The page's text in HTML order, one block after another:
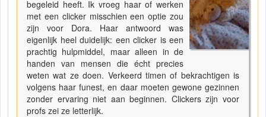
begeleid heeft. Ik vroeg haar of werken
met een clicker misschien een optie zou
zijn voor Dora. Haar antwoord was
eigenlijk heel duidelijk: een clicker is een
prachtig hulpmiddel, maar alleen in de
handen van mensen die écht precies
weten wat ze doen. Verkeerd timen of bekrachtigen is
volgens haar funest, en daar moeten gewone gezinnen
zonder ervaring niet aan beginnen. Clickers zijn voor
profs zei ze letterlijk.